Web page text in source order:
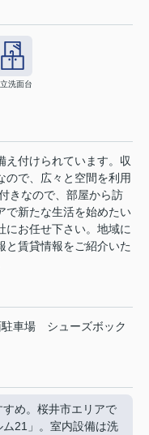
洗面台
え付けられています。収
ので、広々と空間を利用
きなので、部屋から訪
で新たな生活を始めたい
にお任せ下さい。地域に
と賃貸情報をご紹介いた
車場
シューズボック
め。桜井市エリアで
21」。室内設備は洗